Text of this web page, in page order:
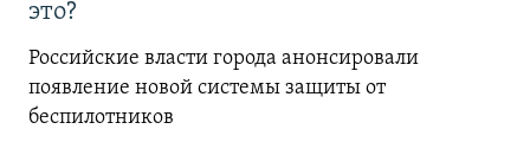
это?
Российские власти города анонсировали
появление новой системы защиты от
беспилотников